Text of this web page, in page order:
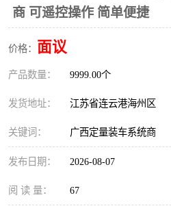
商 可遥控操作 简单便捷
价格： 面议
产品数量： 9999.00个
发货地址： 江苏省连云港海州区
关键词： 广西定量装车系统商
发布日期： 2026-08-07
阅 读 量： 67